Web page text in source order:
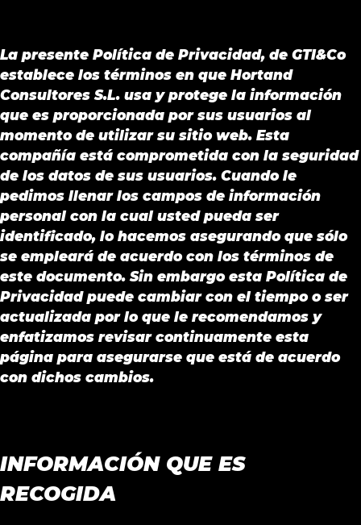
La presente Política de Privacidad, de GTI&Co
establece los términos en que Hortand
Consultores S.L. usa y protege la información
que es proporcionada por sus usuarios al
momento de utilizar su sitio web. Esta
compañía está comprometida con la seguridad
de los datos de sus usuarios. Cuando le
pedimos llenar los campos de información
personal con la cual usted pueda ser
identificado, lo hacemos asegurando que sólo
se empleará de acuerdo con los términos de
este documento. Sin embargo esta Política de
Privacidad puede cambiar con el tiempo o ser
actualizada por lo que le recomendamos y
enfatizamos revisar continuamente esta
página para asegurarse que está de acuerdo
con dichos cambios.
INFORMACIÓN QUE ES
RECOGIDA